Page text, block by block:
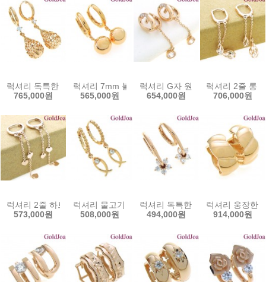
럭셔리 독특한 컷팅 원터치 큐빅 14k귀걸이 (s-esj0853) 14k이어링 골
765,000원
럭셔리 7mm 볼 원터치 14k귀걸이 (s-a3884-7e)
565,000원
럭셔리 G자 원터치 큐빅 14k귀걸
654,000원
럭셔리 2줄 롱
706,000원
럭셔리 2줄 하트 롱 원터치 14k귀걸이 (s-2319e) 14k이어링 골드조아
573,000원
럭셔리 물고기 원터치 큐빅 14k귀걸이 (s-c1454e)
508,000원
럭셔리 독특한 원터치 큐빅 14k
494,000원
럭셔리 웅장한
914,000원